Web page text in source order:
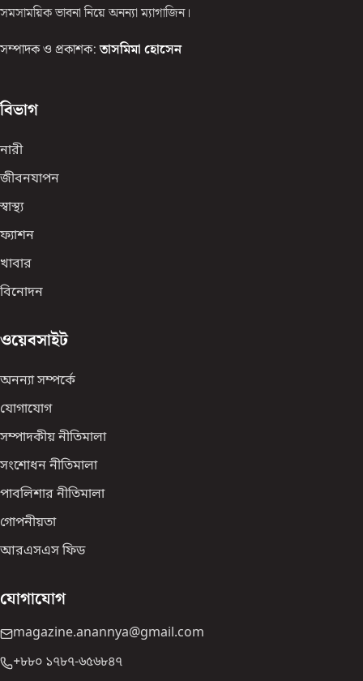
সমসাময়িক ভাবনা নিয়ে অনন্যা ম্যাগাজিন।
সম্পাদক ও প্রকাশক: তাসমিমা হোসেন
বিভাগ
নারী
জীবনযাপন
স্বাস্থ্য
ফ্যাশন
খাবার
বিনোদন
ওয়েবসাইট
অনন্যা সম্পর্কে
যোগাযোগ
সম্পাদকীয় নীতিমালা
সংশোধন নীতিমালা
পাবলিশার নীতিমালা
গোপনীয়তা
আরএসএস ফিড
যোগাযোগ
magazine.anannya@gmail.com
+৮৮০ ১৭৮৭-৬৫৬৮৪৭